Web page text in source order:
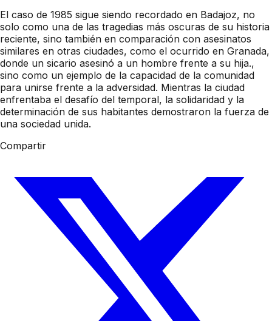
El caso de 1985 sigue siendo recordado en Badajoz, no
solo como una de las tragedias más oscuras de su historia
reciente, sino también en comparación con asesinatos
similares en otras ciudades, como el ocurrido en Granada,
donde un sicario asesinó a un hombre frente a su hija.,
sino como un ejemplo de la capacidad de la comunidad
para unirse frente a la adversidad. Mientras la ciudad
enfrentaba el desafío del temporal, la solidaridad y la
determinación de sus habitantes demostraron la fuerza de
una sociedad unida.
Compartir